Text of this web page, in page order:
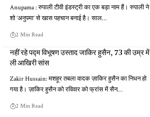
Anupama : रुपाली टीवी इंडस्ट्री का एक बड़ा नाम हैं। रुपाली ने
शो ‘अनुपमा’ से खास पहचान बनाई है। साल…
2 Min Read
नहीं रहे पद्म विभूषण उस्ताद जाकिर हुसैन, 73 की उम्र में
ली आखिरी सांस
Zakir Hussain: मशहूर तबला वादक ज़ाकिर हुसैन का निधन हो
गया है। ज़ाकिर हुसैन को रविवार को फ्रांस में सैन…
2 Min Read